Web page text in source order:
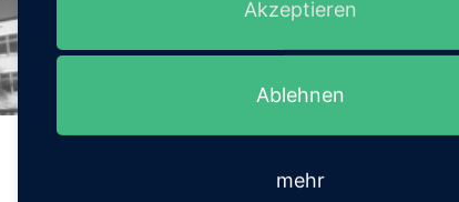
Akzeptieren
Ablehnen
mehr